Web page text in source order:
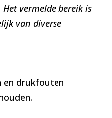
vermelde bereik is
van diverse
en drukfouten